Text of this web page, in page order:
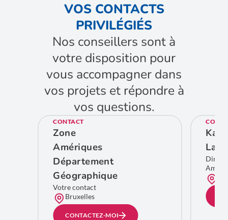
VOS CONTACTS
PRIVILÉGIÉS
Nos conseillers sont à
votre disposition pour
vous accompagner dans
vos projets et répondre à
vos questions.
CONTACT
Zone
Amériques
Département
Géographique
Votre contact
Bruxelles
CONTACTEZ-MOI